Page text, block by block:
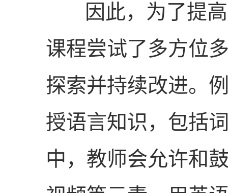
因此，为了提高
课程尝试了多方位
探索并持续改进。
授语言知识，包括
中，教师会允许和